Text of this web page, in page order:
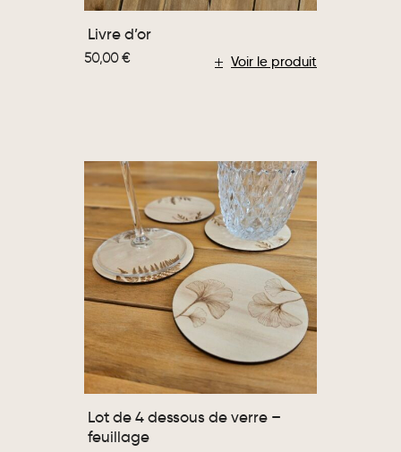
Voir le produit
Livre d’or
50,00€
Lot de 4 dessous de verre –
feuillage